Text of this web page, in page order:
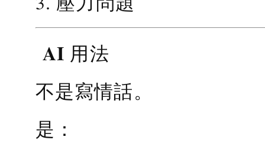
AI 用法
不是寫情話。
是：